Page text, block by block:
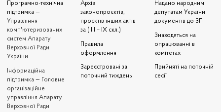
Програмно-технічна
підтримка —
Управління
комп'ютеризованих
систем Апарату
Верховної Ради
України
Iнформаційна
підтримка — Головне
організаційне
управління Апарату
Верховної Ради
Архів
законопроєктів,
проєктів інших актів
за ( III – IX скл.)
Правила
оформлення
Зареєстровані за
поточний тиждень
Надано народним
депутатам України
документів до ЗП
Знаходяться на
опрацюванні в
комітетах
Прийняті на поточній
сесії